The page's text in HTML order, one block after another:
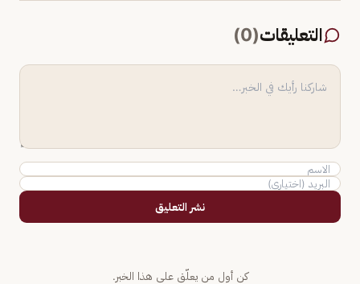
التعليقات(
0
)
نشر التعليق
كن أول من يعلّق على هذا الخبر.